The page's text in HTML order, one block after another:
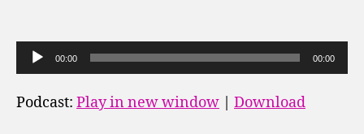
u
d
00:00 00:00
Podcast: Play in new window Download